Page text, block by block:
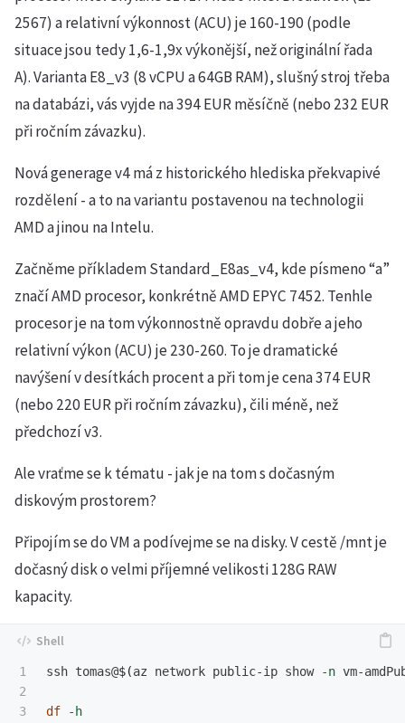
2567) a relativní výkonnost (ACU) je 160-190 (podle
situace jsou tedy 1,6-1,9x výkonější, než originální řada
A). Varianta E8_v3 (8 vCPU a 64GB RAM), slušný stroj třeba
na databázi, vás vyjde na 394 EUR měsíčně (nebo 232 EUR
při ročním závazku).
Nová generage v4 má z historického hlediska překvapivé
rozdělení - a to na variantu postavenou na technologii
AMD a jinou na Intelu.
Začněme příkladem Standard_E8as_v4, kde písmeno “a”
značí AMD procesor, konkrétně AMD EPYC 7452. Tenhle
procesor je na tom výkonnostně opravdu dobře a jeho
relativní výkon (ACU) je 230-260. To je dramatické
navýšení v desítkách procent a při tom je cena 374 EUR
(nebo 220 EUR při ročním závazku), čili méně, než
předchozí v3.
Ale vraťme se k tématu - jak je na tom s dočasným
diskovým prostorem?
Připojím se do VM a podívejme se na disky. V cestě /mnt je
dočasný disk o velmi příjemné velikosti 128G RAW
kapacity.
1
2
3
ssh tomas@$(az network public-ip show -n vm-
df
-h